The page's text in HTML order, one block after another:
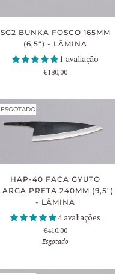
SG2 BUNKA FOSCO 165MM
(6,5") - LÂMINA
1 avaliação
€180,00
ESGOTADO
HAP-40 FACA GYUTO
PRETA 240MM (9,5")
- LÂMINA
4 avaliações
€410,00
Esgotado